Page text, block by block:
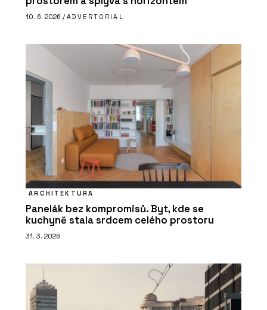
10. 6. 2026 / ADVERTORIAL
ARCHITEKTURA
Panelák bez kompromisů. Byt, kde se
kuchyně stala srdcem celého prostoru
31. 3. 2026